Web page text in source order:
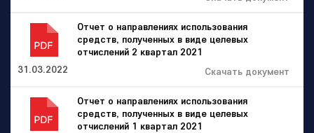
31.03.2022
Отчет о направлениях использования
средств, полученных в виде целевых
отчислений 2 квартал 2021
Скачать документ
Отчет о направлениях использования
средств, полученных в виде целевых
отчислений 1 квартал 2021